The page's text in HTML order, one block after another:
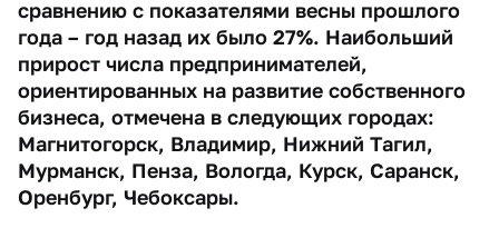
сравнению с показателями весны прошлого
года – год назад их было 27%. Наибольший
прирост числа предпринимателей,
ориентированных на развитие собственного
бизнеса, отмечена в следующих городах:
Магнитогорск, Владимир, Нижний Тагил,
Мурманск, Пенза, Вологда, Курск, Саранск,
Оренбург, Чебоксары.